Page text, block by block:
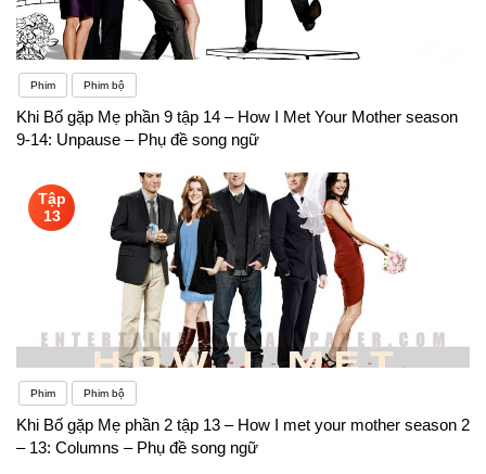
Phim Phim bộ
Khi Bố gặp Mẹ phần 9 tập 14 – How I Met Your Mother season
9-14: Unpause – Phụ đề song ngữ
Tập
13
Phim Phim bộ
Khi Bố gặp Mẹ phần 2 tập 13 – How I met your mother season 2
– 13: Columns – Phụ đề song ngữ